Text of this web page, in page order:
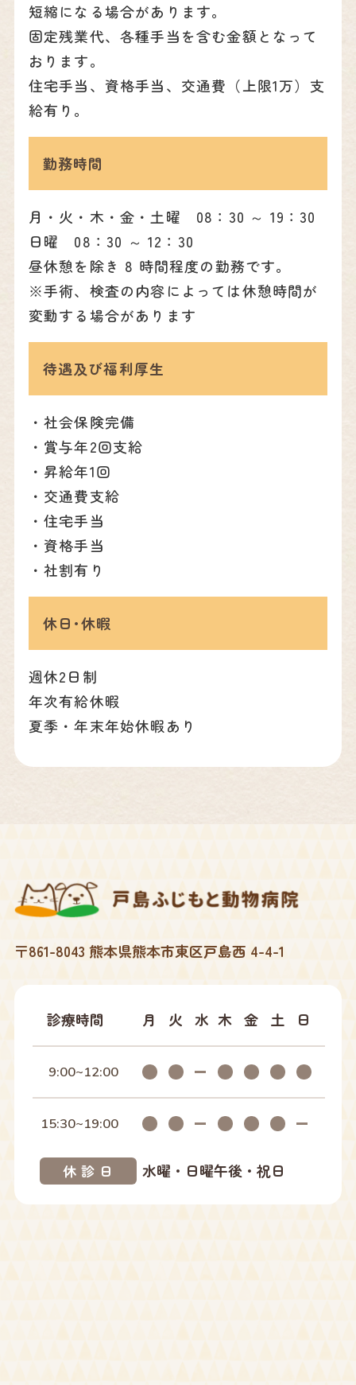
短縮になる場合があります。
固定残業代、各種手当を含む金額となって
おります。
住宅手当、資格手当、交通費（上限1万）支
給有り。
勤務時間
月・火・木・金・土曜 08：30 ～ 19：30
日曜 08：30 ～ 12：30
昼休憩を除き 8 時間程度の勤務です。
※手術、検査の内容によっては休憩時間が
変動する場合があります
待遇及び福利厚生
・社会保険完備
・賞与年2回支給
・昇給年1回
・交通費支給
・住宅手当
・資格手当
・社割有り
休日･休暇
週休2日制
年次有給休暇
夏季・年末年始休暇あり
〒861-8043 熊本県熊本市東区戸島西 4-4-1
診療時間 月 火 水 木 金 土 日
9:00~12:00
15:30~19:00
休診日 水曜・日曜午後・祝日